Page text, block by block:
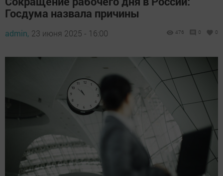
Госдума назвала причины
admin, 23 июня 2025 - 16:00 476 0 0